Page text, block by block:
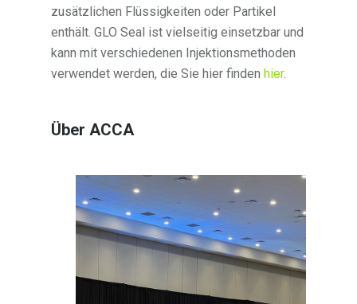
zusätzlichen Flüssigkeiten oder Partikel
enthält. GLO Seal ist vielseitig einsetzbar und
kann mit verschiedenen Injektionsmethoden
verwendet werden, die Sie hier finden hier.
Über ACCA